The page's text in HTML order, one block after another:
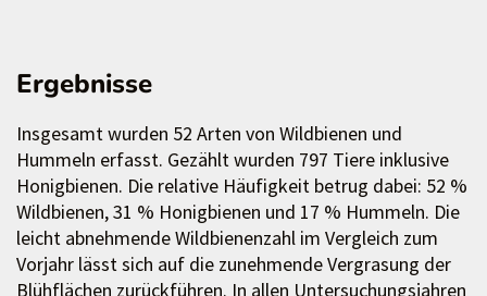
Ergebnisse
Insgesamt wurden 52 Arten von Wildbienen und
Hummeln erfasst. Gezählt wurden 797 Tiere inklusive
Honigbienen. Die relative Häufigkeit betrug dabei: 52 %
Wildbienen, 31 % Honigbienen und 17 % Hummeln. Die
leicht abnehmende Wildbienenzahl im Vergleich zum
Vorjahr lässt sich auf die zunehmende Vergrasung der
Blühflächen zurückführen. In allen Untersuchungsjahren